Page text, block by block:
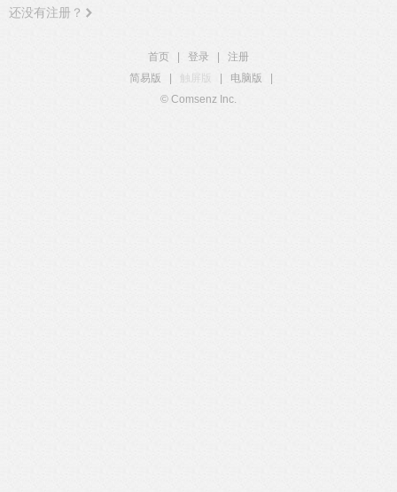
还没有注册？
首页 登录
注册
简易版
触屏版 电脑版
© Comsenz Inc.